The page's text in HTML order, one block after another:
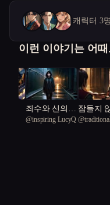
캐릭터 3
이런 이야기는 어때
죄수와 신의
경계에서
@inspiring LucyQ
잠들지
기사단의
@